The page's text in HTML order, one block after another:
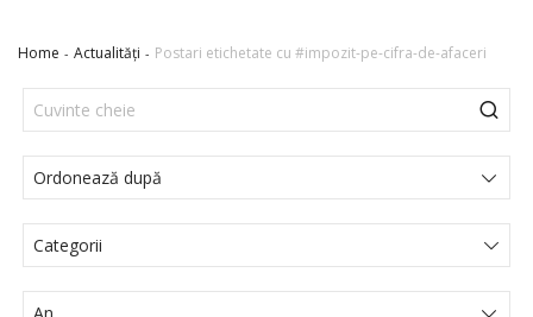
Home Actualități Postari etichetate cu #impozit-pe-cifra-de-afaceri
Categorii
Actualités Juridiques